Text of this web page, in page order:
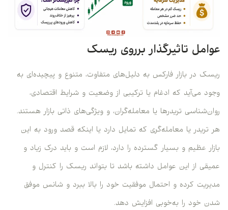
عوامل تاثیرگذار برروی ریسک
ریسک در بازار فارکس به دلیل‌های متفاوت، متنوع و پیچیده‌ای به
وجود می‌آید که ادغام یا ترکیبی از وضعیت و شرایط اقتصادی،
روان‌شناسی تریدرها یا معامله‌گران، و ویژگی‌های ذاتی بازار هستند.
هر تریدر یا معامله‌گری که تمایل دارد یا اینکه قصد ورود به این
بازار عظیم و بسیار گسترده را دارد، لازم است و باید درک زیاد و
عمیقی از این عوامل داشته باشد تا بتواند ریسک را کنترل و
مدیریت کرده و احتمال موفقیت خود را بالا ببرد و شانس موفق
شدن خود را به‌خوبی افزایش دهد.